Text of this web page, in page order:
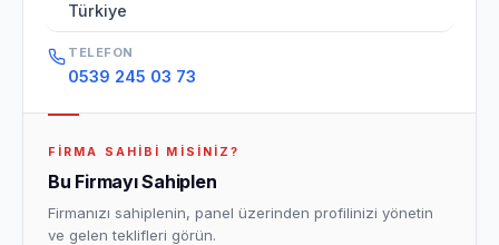
Türkiye
TELEFON
0539 245 03 73
FIRMA SAHIBI MISINIZ?
Bu Firmayı Sahiplen
Firmanızı sahiplenin, panel üzerinden profilinizi yönetin
ve gelen teklifleri görün.